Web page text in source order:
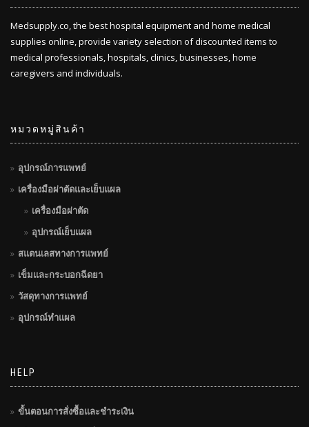
Medsupply.co, the best hospital equipment and home medical
supplies online, provide variety selection of discounted items to
medical professionals, hospitals, clinics, businesses, home
caregivers and individuals.
หมวดหมู่สินค้า
อุปกรณ์การแพทย์
เครื่องมือผ่าตัดและเย็บแผล
เครื่องมือผ่าตัด
อุปกรณ์เย็บแผล
สแตนเลสทางการแพทย์
เข็มและกระบอกฉีดยา
วัสดุทางการแพทย์
อุปกรณ์ทำแผล
HELP
ขั้นตอนการสั่งซื้อและชำระเงิน